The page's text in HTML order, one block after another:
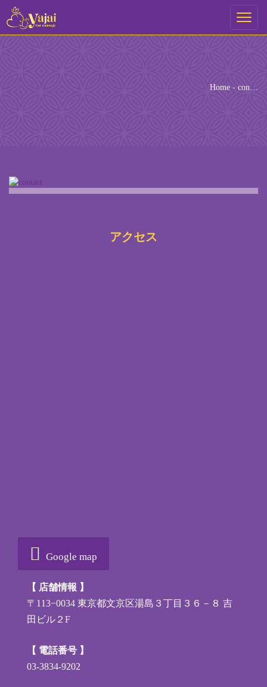
Toggle
Home - con…
アクセス
Google map
【 店舗情報 】
〒113−0034 東京都文京区湯島３丁目３６－８ 吉
田ビル２F
【 電話番号 】
03-3834-9202
ご予約